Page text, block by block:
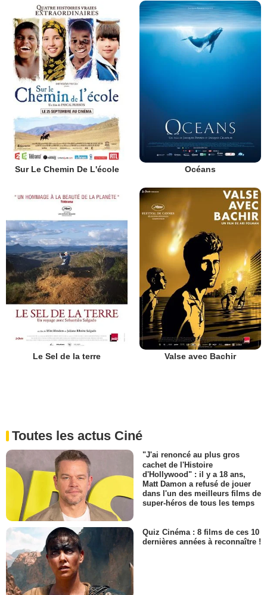
Sur Le Chemin De L'école Océans
Le Sel de la terre Valse avec Bachir
Toutes les actus Ciné
"J'ai renoncé au plus gros
cachet de l'Histoire
d'Hollywood" : il y a 18 ans,
Matt Damon a refusé de jouer
dans l'un des meilleurs films de
super-héros de tous les temps
Quiz Cinéma : 8 films de ces 10
dernières années à reconnaître !